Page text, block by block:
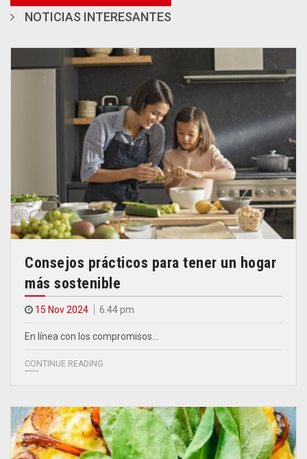
NOTICIAS INTERESANTES
Consejos prácticos para tener un hogar
más sostenible
15 Nov 2024 6.44 pm
En línea con los compromisos…
CONTINUE READING